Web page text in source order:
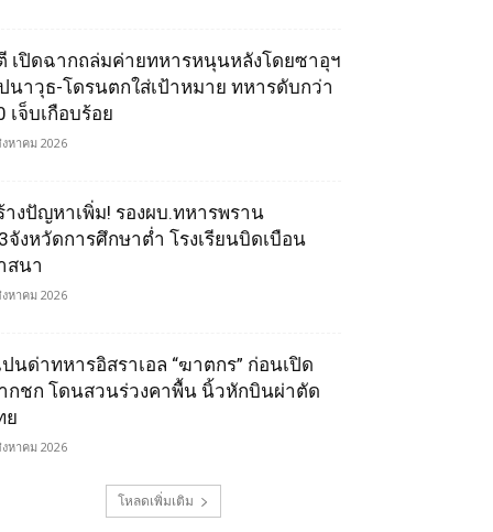
เปิดฉากถล่มค่ายทหารหนุนหลังโดยซาอุฯ
นาวุธ-โดรนตกใส่เป้าหมาย ทหารดับกว่า
เจ็บเกือบร้อย
หาคม 2026
างปัญหาเพิ่ม! รองผบ.ทหารพราน
จังหวัดการศึกษาต่ำ โรงเรียนบิดเบือน
สนา
หาคม 2026
ปนด่าทหารอิสราเอล “ฆาตกร” ก่อนเปิด
กชก โดนสวนร่วงคาพื้น นิ้วหักบินผ่าตัด
ย
หาคม 2026
โหลดเพิ่มเติม